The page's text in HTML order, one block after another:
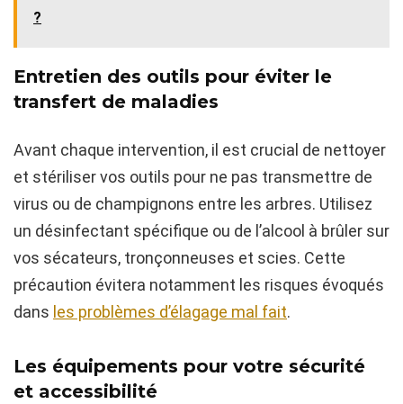
?
Entretien des outils pour éviter le
transfert de maladies
Avant chaque intervention, il est crucial de nettoyer
et stériliser vos outils pour ne pas transmettre de
virus ou de champignons entre les arbres. Utilisez
un désinfectant spécifique ou de l’alcool à brûler sur
vos sécateurs, tronçonneuses et scies. Cette
précaution évitera notamment les risques évoqués
dans les problèmes d’élagage mal fait.
Les équipements pour votre sécurité
et accessibilité